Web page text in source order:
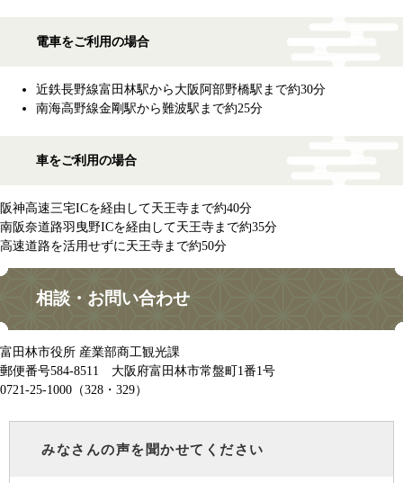
電車をご利用の場合
近鉄長野線富田林駅から大阪阿部野橋駅まで約30分
南海高野線金剛駅から難波駅まで約25分
車をご利用の場合
阪神高速三宅ICを経由して天王寺まで約40分
南阪奈道路羽曳野ICを経由して天王寺まで約35分
高速道路を活用せずに天王寺まで約50分​
相談・お問い合わせ
富田林市役所 産業部商工観光課
郵便番号584-8511 大阪府富田林市常盤町1番1号
0721-25-1000（328・329）
みなさんの声を聞かせてください